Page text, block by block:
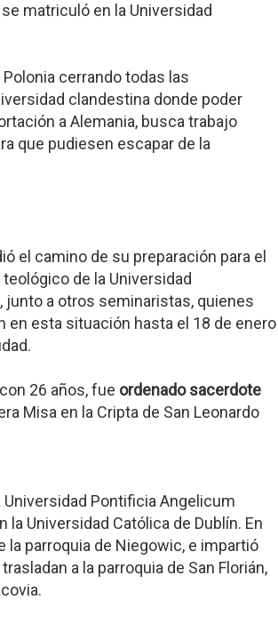
matriculó en la Universidad
cerrando todas las
clandestina donde poder
a Alemania, busca trabajo
que pudiesen escapar de la
el camino de su preparación para el
de la Universidad
junto a otros seminaristas, quienes
en esta situación hasta el 18 de enero
26 años, fue ordenado sacerdote
Misa en la Cripta de San Leonardo
Universidad Pontificia Angelicum
la Universidad Católica de Dublín. En
la parroquia de Niegowic, e impartió
a la parroquia de San Florián,